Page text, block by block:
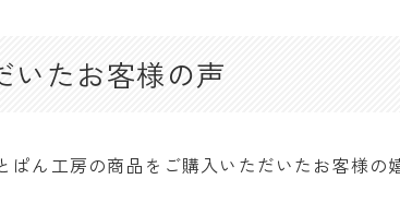
いたお客様の声
ぱん工房の商品をご購入いただいたお客様の